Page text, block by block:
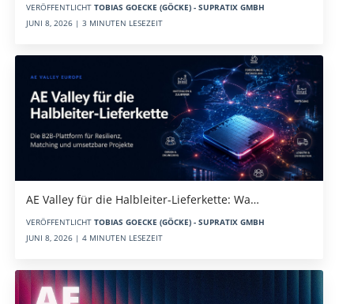
VERÖFFENTLICHT TOBIAS GOECKE (GÖCKE) - SUPRATIX GMBH
JUNI 8, 2026 | 3 MINUTEN LESEZEIT
AE Valley für die Halbleiter-Lieferkette: Wa…
VERÖFFENTLICHT TOBIAS GOECKE (GÖCKE) - SUPRATIX GMBH
JUNI 8, 2026 | 4 MINUTEN LESEZEIT